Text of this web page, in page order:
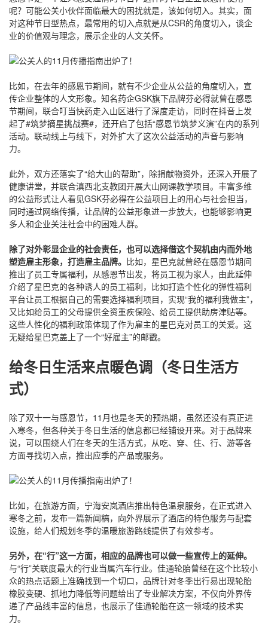
呢？可能公关小伙伴面临最大的困扰就是，该如何切入。其实，面
对这种节日型热点，最常用的切入点就是从CSR的角度切入，谈企
业的价值观与理念，展示企业的人文关怀。
比如，在去年的感恩节期间，就有不少企业从公益的角度切入，宣
传企业整体的人文形象。知名药企GSK旗下品牌芬必得就曾在感恩
节期间，联合叮当快药走入山区进行了深度走访，同时在抖音上发
起了#筑梦摘星挑战赛#，还开启了包括“感恩节筑梦义演”在内的系列
活动。联动线上与线下，对外扩大了这次公益活动的声音与影响
力。
此外，双方还落实了“给大山的帮助”，除捐献物资外，还深入开展了
健康讲堂，并联合滇西北支教团开展大山网课教学项目。丰富多维
的公益形式让人看见GSK芬必得在公益项目上的用心与社会担当，
同时通过网络传播，让品牌的公益形象进一步放大，也能够影响更
多人和企业关注社会中的困难人群。
除了对外彰显企业的社会责任，也可以选择借这个契机由内而外地
塑造雇主形象，打造雇主品牌。 比如，星巴克就曾经在感恩节期间
推出了员工专属福利，从感恩节出发，将员工视为家人，由此延伸
介绍了星巴克的各种诱人的员工福利，比如打造个性化的弹性福利
平台让员工根据自己的需要选择福利项目，实现“我的福利我做主”，
又比如给员工的父母提供全资重疾保险、给员工提供助房津贴等。
这些人性化的福利政策体现了作为雇主的星巴克对员工的关爱。这
无疑给星巴克盖上了一个“好雇主”的邮戳。
给冬日生活来点暖色调（冬日生活方
式）
除了双十一与感恩节，11月也是冬天的预热期，虽然还没有真正进
入寒冬，但各种关于冬日生活的信息都已经铺设开来。对于品牌来
说，可以围绕人们在冬天的生活方式，从吃、穿、住、行、游等各
方面寻找切入点，推出应季的产品或服务。
比如，在旅游方面，宁海安岚酒店推出特色温泉服务，在正式进入
寒冬之前，发布一篇新闻稿，向外界展示了酒店的特色服务与配套
设施，给人们规划冬季的温暖旅游路线提供了有效参考。
另外，在“行”这一方面，相应的品牌也可以做一些宣传上的延伸。
与“行”关联度最大的行业当属汽车行业。佳通轮胎曾经在这个比较小
众的热点话题上准确找到一个切口，品牌针对冬季出行易出现轮胎
橡胶变硬、抓地力降低等问题给出了专业解决方案，不仅向外界传
递了产品线丰富的信息，也展示了佳通轮胎在这一领域的技术实
力。